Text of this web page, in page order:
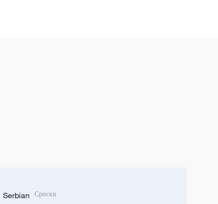
Serbian Српски